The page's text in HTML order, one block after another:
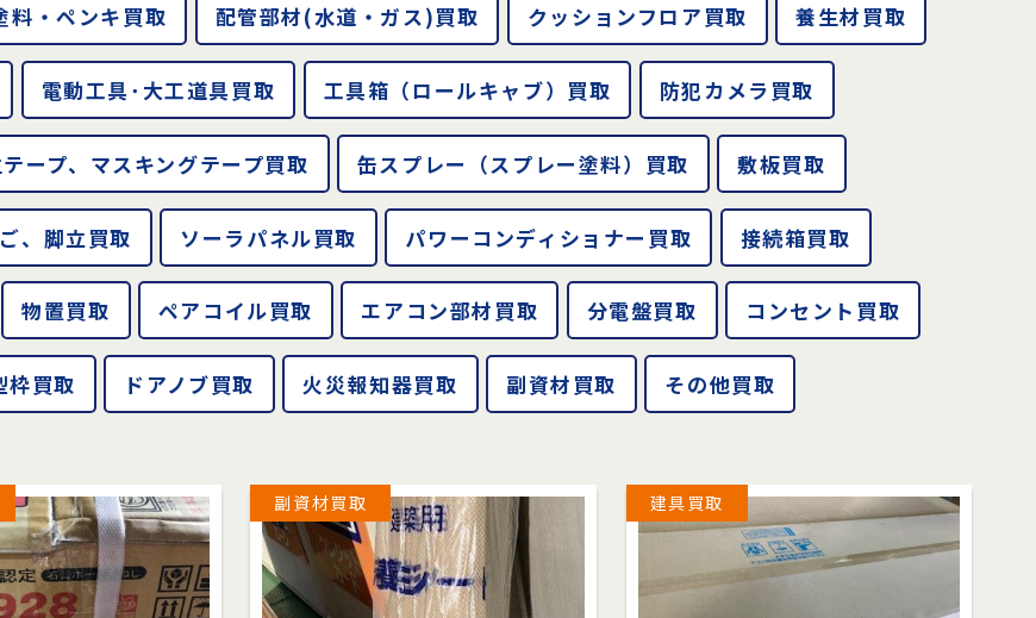
料・ペンキ買取 配管部材(水道・ガス)買取 クッションフロア買取 養生材買取
電動工具･大工道具買取 工具箱（ロールキャブ）買取 防犯カメラ買取
ープ、マスキングテープ買取 缶スプレー（スプレー塗料）買取 敷板買取
、脚立買取 ソーラパネル買取 パワーコンディショナー買取 接続箱買取
物置買取 ペアコイル買取 エアコン部材買取 分電盤買取 コンセント買取
枠買取 ドアノブ買取 火災報知器買取 副資材買取 その他買取
副資材買取 建具買取